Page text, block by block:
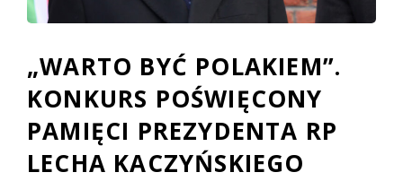
„WARTO BYĆ POLAKIEM”.
KONKURS POŚWIĘCONY
PAMIĘCI PREZYDENTA RP
LECHA KACZYŃSKIEGO